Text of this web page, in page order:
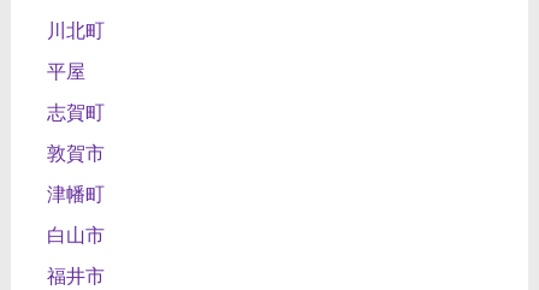
川北町
平屋
志賀町
敦賀市
津幡町
白山市
福井市